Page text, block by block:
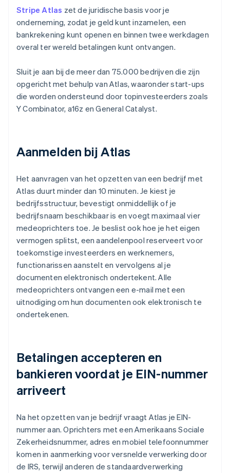
Stripe Atlas zet de juridische basis voor je
onderneming, zodat je geld kunt inzamelen, een
bankrekening kunt openen en binnen twee werkdagen
overal ter wereld betalingen kunt ontvangen.
Sluit je aan bij de meer dan 75.000 bedrijven die zijn
opgericht met behulp van Atlas, waaronder start-ups
die worden ondersteund door topinvesteerders zoals
Y Combinator, a16z en General Catalyst.
Aanmelden bij Atlas
Het aanvragen van het opzetten van een bedrijf met
Atlas duurt minder dan 10 minuten. Je kiest je
bedrijfsstructuur, bevestigt onmiddellijk of je
bedrijfsnaam beschikbaar is en voegt maximaal vier
medeoprichters toe. Je beslist ook hoe je het eigen
vermogen splitst, een aandelenpool reserveert voor
toekomstige investeerders en werknemers,
functionarissen aanstelt en vervolgens al je
documenten elektronisch ondertekent. Alle
medeoprichters ontvangen een e-mail met een
uitnodiging om hun documenten ook elektronisch te
ondertekenen.
Betalingen accepteren en
bankieren voordat je EIN-nummer
arriveert
Na het opzetten van je bedrijf vraagt Atlas je EIN-
nummer aan. Oprichters met een Amerikaans Sociale
Zekerheidsnummer, adres en mobiel telefoonnummer
komen in aanmerking voor versnelde verwerking door
de IRS, terwijl anderen de standaardverwerking